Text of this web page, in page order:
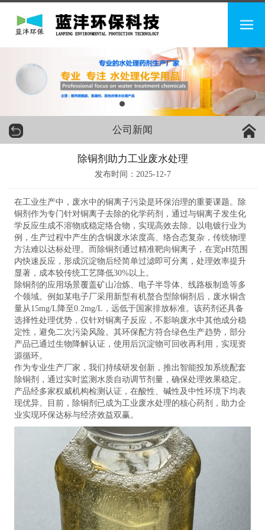
公司新闻
除铜剂助力工业废水处理
发布时间：2025-12-7
在工业生产中，废水中的铜离子污染是环保治理的重要课题。除
铜剂作为专门针对铜离子去除的化学药剂，通过与铜离子发生化
学反应生成不溶物或稳定络合物，实现高效去除。以电镀行业为
例，生产过程中产生的含铜废水浓度高、络合态复杂，传统物理
方法难以达标处理。而除铜剂通过精准靶向铜离子，在宽pH范围
内快速反应，形成沉淀物后经简单过滤即可分离，处理效率提升
显著，成本较传统工艺降低30%以上。
除铜剂的应用场景覆盖矿山冶炼、电子半导体、线路板制造等多
个领域。例如某电子厂采用新型有机螯合型除铜剂后，废水铜含
量从15mg/L降至0.2mg/L，远低于国家排放标准。该药剂还具备
选择性处理优势，仅针对铜离子反应，不影响废水中其他成分稳
定性，避免二次污染风险。其环保配方符合绿色生产趋势，部分
产品已通过生物降解认证，使用后沉淀物可回收再利用，实现资
源循环。
作为专业生产厂家，我们持续研发创新，推出智能投加系统配套
除铜剂，通过实时监测水质自动调节剂量，确保处理效果稳定。
产品经多家权威机构检测认证，在酸性、碱性及中性环境下均表
现优异。目前，除铜剂已成为工业废水处理的核心药剂，助力企
业实现环保达标与经济效益双赢。